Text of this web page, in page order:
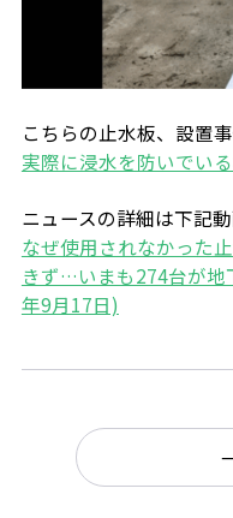
こちらの止水板、設置
実際に浸水を防いでい
ニュースの詳細は下記
なぜ使用されなかった
きず…いまも274台が地
年9月17日)